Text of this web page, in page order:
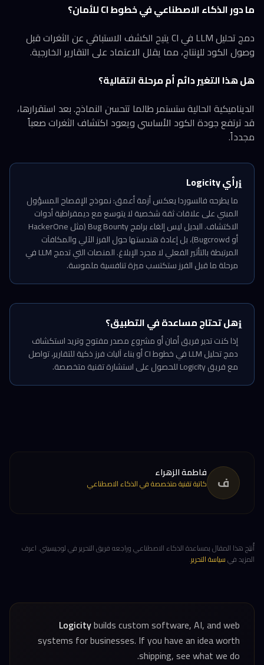
ما دور الذكاء الاصطناعي في خطوط CI للأمان؟
دمج تحليل LLM في CI يتيح الكشف الاستباقي عن الثغرات قبل
وصول الكود للإنتاج، مما يقلل الاعتماد على التقارير الخارجية.
هل هذا التغير دائم أم مرحلة انتقالية؟
الديناميكية الحالية ستستمر طالما تتحسن النماذج. بعد استقرارها،
قد ترتفع جودة الكود الأساسي ويعود اكتشاف الثغرات صعباً
مجدداً.
ℹ️رأي Logicity
ما يطرحه فالسوردا يعكس أزمة أعمق: نموذج الإفصاح المسؤول
المبني على علاقات ثقة شخصية لا يتوسع مع ديمقراطية أدوات
الاكتشاف. البديل ليس إلغاء برامج Bug Bounty (مثل HackerOne
أو Bugcrowd)، بل إعادة هندستها حول الفرز الآلي والمكافآت
المرتبطة بالتأثير الفعلي لا مجرد الإبلاغ. المنصات التي تدمج LLM في
مرحلة ما قبل الفرز ستكتسب ميزة تنافسية ملموسة.
ℹ️هل تحتاج مساعدة في التطبيق؟
إذا كنت تدير فريق أمان أو مشروع مصدر مفتوح وتريد استكشاف
دمج تحليل LLM في خطوط CI أو بناء آليات فرز ذكية للتقارير، تواصل
مع فريق Logicity للحصول على استشارة تقنية متخصصة.
ف فاطمة الزهراء
كاتبة تقنية متخصصة في الذكاء الاصطناعي
أُنتِج هذا المقال بمساعدة الذكاء الاصطناعي وراجعه فريق التحرير في لوجيسيتي. اعرف
المزيد فيسياسة التحرير.
Logicitybuilds custom software, AI, and web
systems for businesses. If you have an idea worth
shipping, see what we do.